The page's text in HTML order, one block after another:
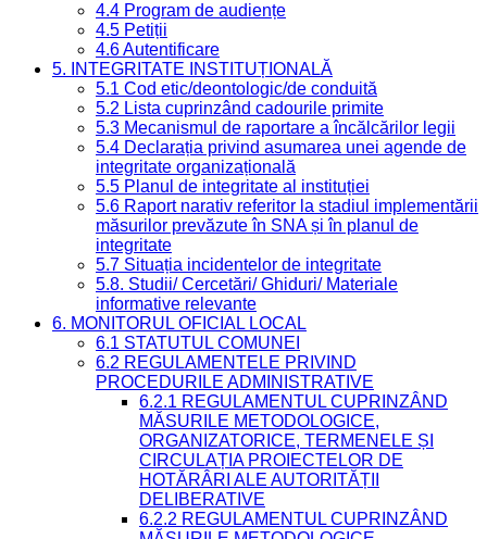
4.4 Program de audiențe
4.5 Petiții
4.6 Autentificare
5. INTEGRITATE INSTITUȚIONALĂ
5.1 Cod etic/deontologic/de conduită
5.2 Lista cuprinzând cadourile primite
5.3 Mecanismul de raportare a încălcărilor legii
5.4 Declarația privind asumarea unei agende de
integritate organizațională
5.5 Planul de integritate al instituției
5.6 Raport narativ referitor la stadiul implementării
măsurilor prevăzute în SNA și în planul de
integritate
5.7 Situația incidentelor de integritate
5.8. Studii/ Cercetări/ Ghiduri/ Materiale
informative relevante
6. MONITORUL OFICIAL LOCAL
6.1 STATUTUL COMUNEI
6.2 REGULAMENTELE PRIVIND
PROCEDURILE ADMINISTRATIVE
6.2.1 REGULAMENTUL CUPRINZÂND
MĂSURILE METODOLOGICE,
ORGANIZATORICE, TERMENELE ȘI
CIRCULAȚIA PROIECTELOR DE
HOTĂRÂRI ALE AUTORITĂȚII
DELIBERATIVE
6.2.2 REGULAMENTUL CUPRINZÂND